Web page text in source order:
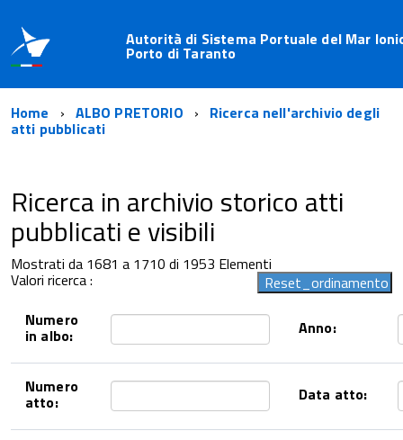
Autorità di Sistema Portuale del Mar
Porto di Taranto
Home ALBO PRETORIO Ricerca nell'archivio degli
atti pubblicati
Ricerca in archivio storico atti
pubblicati e visibili
Mostrati da 1681 a 1710 di 1953 Elementi
Valori ricerca :
Numero
in albo: Anno:
Numero
atto: Data atto: